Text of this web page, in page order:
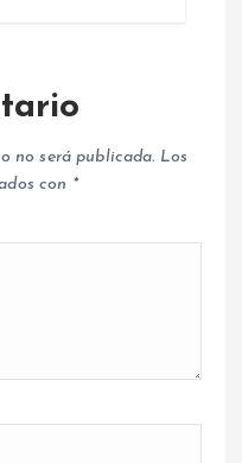
no será publicada. Los
con *